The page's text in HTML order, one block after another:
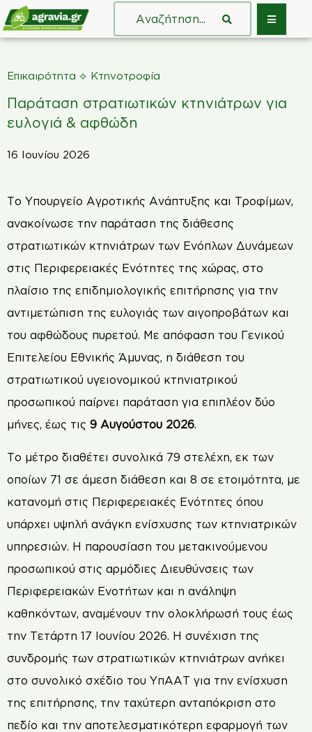
Επικαιρότητα ⟡ Κτηνοτροφία
Παράταση στρατιωτικών κτηνιάτρων για
ευλογιά & αφθώδη
16 Ιουνίου 2026
Το Υπουργείο Αγροτικής Ανάπτυξης και Τροφίμων,
ανακοίνωσε την παράταση της διάθεσης
στρατιωτικών κτηνιάτρων των Ενόπλων Δυνάμεων
στις Περιφερειακές Ενότητες της χώρας, στο
πλαίσιο της επιδημιολογικής επιτήρησης για την
αντιμετώπιση της ευλογιάς των αιγοπροβάτων και
του αφθώδους πυρετού. Με απόφαση του Γενικού
Επιτελείου Εθνικής Άμυνας, η διάθεση του
στρατιωτικού υγειονομικού κτηνιατρικού
προσωπικού παίρνει παράταση για επιπλέον δύο
μήνες, έως τις 9 Αυγούστου 2026.
Το μέτρο διαθέτει συνολικά 79 στελέχη, εκ των
οποίων 71 σε άμεση διάθεση και 8 σε ετοιμότητα, με
κατανομή στις Περιφερειακές Ενότητες όπου
υπάρχει υψηλή ανάγκη ενίσχυσης των κτηνιατρικών
υπηρεσιών. Η παρουσίαση του μετακινούμενου
προσωπικού στις αρμόδιες Διευθύνσεις των
Περιφερειακών Ενοτήτων και η ανάληψη
καθηκόντων, αναμένουν την ολοκλήρωσή τους έως
την Τετάρτη 17 Ιουνίου 2026. Η συνέχιση της
συνδρομής των στρατιωτικών κτηνιάτρων ανήκει
στο συνολικό σχέδιο του ΥπΑΑΤ για την ενίσχυση
της επιτήρησης, την ταχύτερη ανταπόκριση στο
πεδίο και την αποτελεσματικότερη εφαρμογή των